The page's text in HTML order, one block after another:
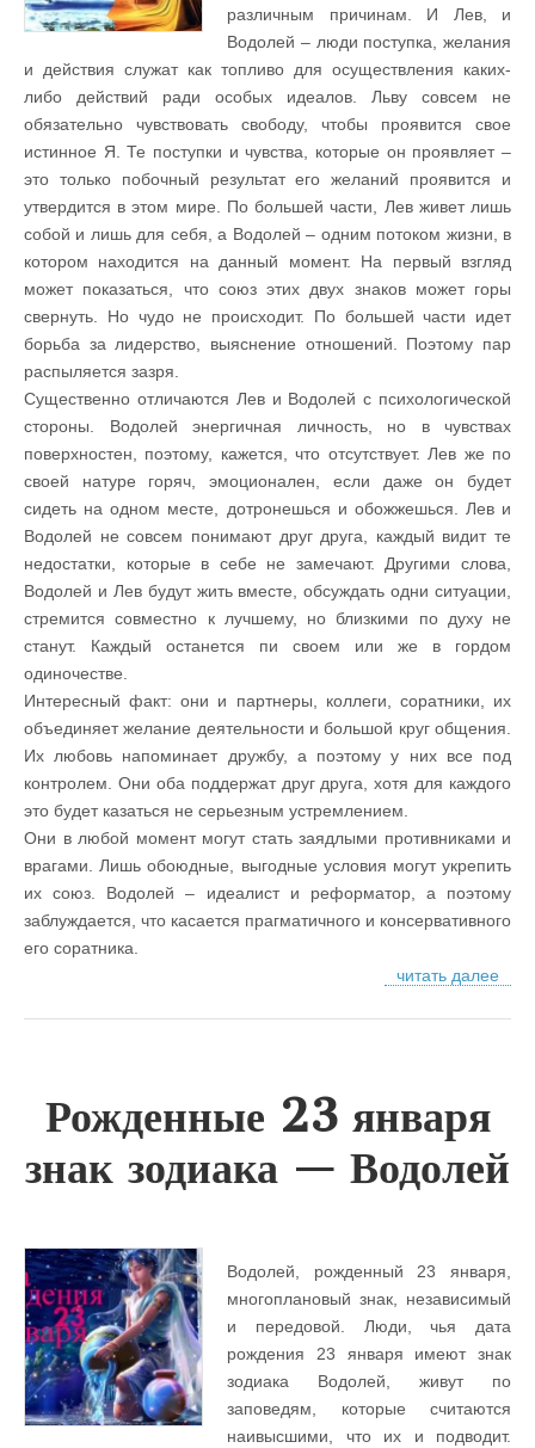
различным причинам. И Лев, и
Водолей – люди поступка, желания
и действия служат как топливо для осуществления каких-
либо действий ради особых идеалов. Льву совсем не
обязательно чувствовать свободу, чтобы проявится свое
истинное Я. Те поступки и чувства, которые он проявляет –
это только побочный результат его желаний проявится и
утвердится в этом мире. По большей части, Лев живет лишь
собой и лишь для себя, а Водолей – одним потоком жизни, в
котором находится на данный момент. На первый взгляд
может показаться, что союз этих двух знаков может горы
свернуть. Но чудо не происходит. По большей части идет
борьба за лидерство, выяснение отношений. Поэтому пар
распыляется зазря.
Существенно отличаются Лев и Водолей с психологической
стороны. Водолей энергичная личность, но в чувствах
поверхностен, поэтому, кажется, что отсутствует. Лев же по
своей натуре горяч, эмоционален, если даже он будет
сидеть на одном месте, дотронешься и обожжешься. Лев и
Водолей не совсем понимают друг друга, каждый видит те
недостатки, которые в себе не замечают. Другими слова,
Водолей и Лев будут жить вместе, обсуждать одни ситуации,
стремится совместно к лучшему, но близкими по духу не
станут. Каждый останется пи своем или же в гордом
одиночестве.
Интересный факт: они и партнеры, коллеги, соратники, их
объединяет желание деятельности и большой круг общения.
Их любовь напоминает дружбу, а поэтому у них все под
контролем. Они оба поддержат друг друга, хотя для каждого
это будет казаться не серьезным устремлением.
Они в любой момент могут стать заядлыми противниками и
врагами. Лишь обоюдные, выгодные условия могут укрепить
их союз. Водолей – идеалист и реформатор, а поэтому
заблуждается, что касается прагматичного и консервативного
его соратника.
читать далее
Рожденные 23 января
знак зодиака — Водолей
Водолей, рожденный 23 января,
многоплановый знак, независимый
и передовой. Люди, чья дата
рождения 23 января имеют знак
зодиака Водолей, живут по
заповедям, которые считаются
наивысшими, что их и подводит.